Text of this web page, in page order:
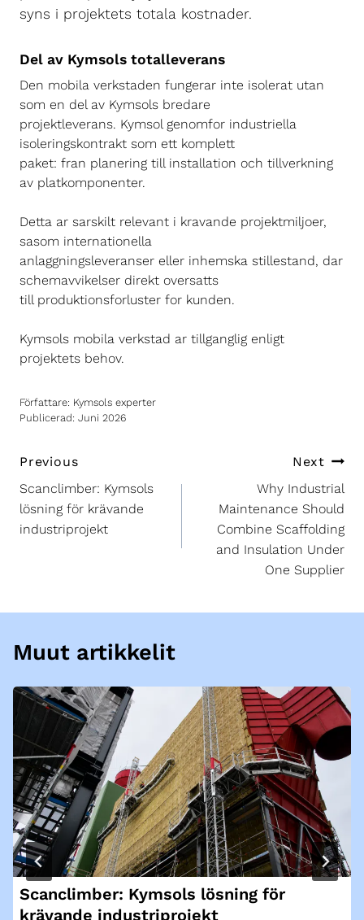
syns i projektets totala kostnader.
Del av Kymsols totalleverans
Den mobila verkstaden fungerar inte isolerat utan
som en del av Kymsols bredare
projektleverans. Kymsol genomfor industriella
isoleringskontrakt som ett komplett
paket: fran planering till installation och tillverkning
av platkomponenter.
Detta ar sarskilt relevant i kravande projektmiljoer,
sasom internationella
anlaggningsleveranser eller inhemska stillestand, dar
schemavvikelser direkt oversatts
till produktionsforluster for kunden.
Kymsols mobila verkstad ar tillganglig enligt
projektets behov.
Författare: Kymsols experter
Publicerad: Juni 2026
Inläggsnavigering
Previous
Scanclimber: Kymsols
lösning för krävande
industriprojekt
Next
Why Industrial
Maintenance Should
Combine Scaffolding
and Insulation Under
One Supplier
Muut artikkelit
Scanclimber: Kymsols lösning för
krävande industriprojekt